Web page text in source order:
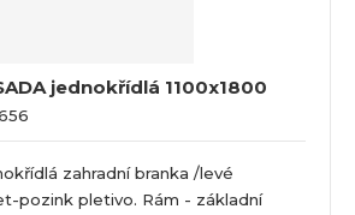
jednokřídlá 1100x1800
zahradní branka /levé
pozink pletivo. Rám - základní